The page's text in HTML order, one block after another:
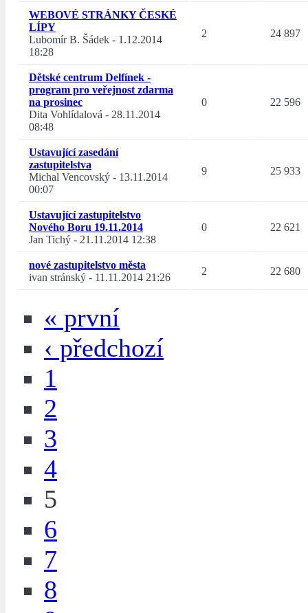
WEBOVÉ STRÁNKY ČESKÉ
LÍPY
Lubomír B. Šádek - 1.12.2014
18:28
2 24 897
Dětské centrum Delfínek -
program pro veřejnost zdarma
na prosinec
Dita Vohlídalová - 28.11.2014
08:48
0 22 596
Ustavující zasedání
zastupitelstva
Michal Vencovský - 13.11.2014
00:07
9 25 933
Ustavující zastupitelstvo
Nového Boru 19.11.2014
Jan Tichý - 21.11.2014 12:38
0 22 621
nové zastupitelstvo města
ivan stránský - 11.11.2014 21:26
2 22 680
« první
‹ předchozí
1
2
3
4
5
6
7
8